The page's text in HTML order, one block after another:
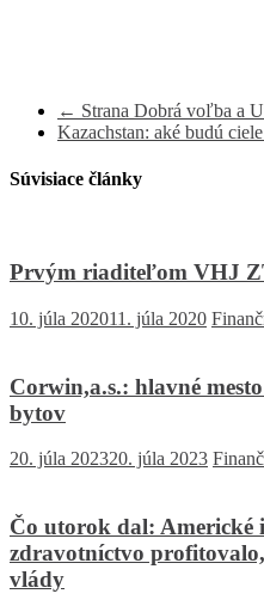
← Strana Dobrá voľba a
Kazachstan: aké budú
Súvisiace články
Prvým riaditeľom VHJ
10. júla 202011. júla 2020
Corwin,a.s.: hlavné
bytov
20. júla 202320. júla 2023
Čo utorok dal: Americké
zdravotníctvo
vlády